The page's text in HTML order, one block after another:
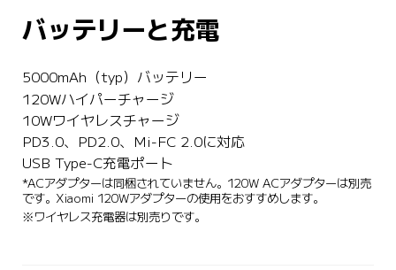
バッテリーと充電
5000mAh（typ）バッテリー
120Wハイパーチャージ
10Wワイヤレスチャージ
PD3.0、PD2.0、Mi-FC 2.0に対応
USB Type-C充電ポート
*ACアダプターは同梱されていません。120W ACアダプターは別売
です。Xiaomi 120Wアダプターの使用をおすすめします。
※ワイヤレス充電器は別売りです。